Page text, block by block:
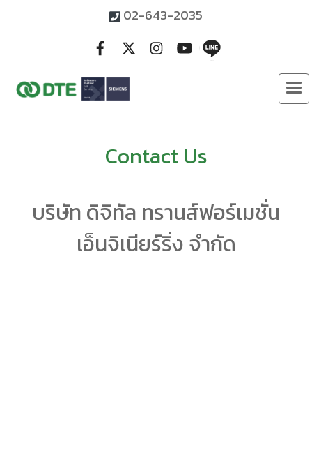
02-643-2035
Contact Us
บริษัท ดิจิทัล ทรานส์ฟอร์เมชั่น
เอ็นจิเนียร์ริ่ง จำกัด